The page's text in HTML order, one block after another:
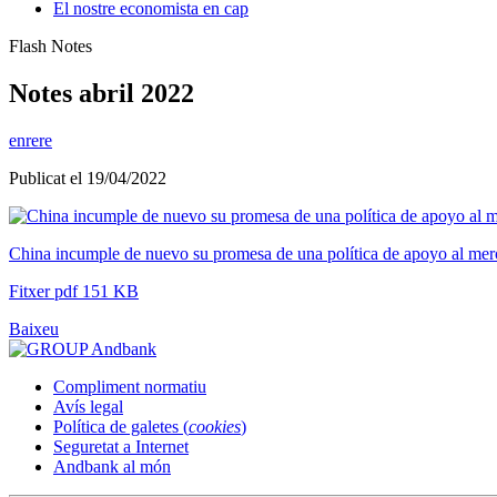
El nostre economista en cap
Flash Notes
Notes abril 2022
enrere
Publicat el 19/04/2022
China incumple de nuevo su promesa de una política de apoyo al
Fitxer pdf 151 KB
Baixeu
Compliment normatiu
Avís legal
Política de galetes (cookies)
Seguretat a Internet
Andbank al món